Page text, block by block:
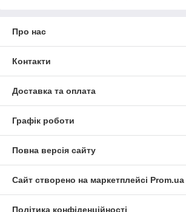
Про нас
Контакти
Доставка та оплата
Графік роботи
Повна версія сайту
Сайт створено на маркетплейсі Prom.ua
Політика конфіденційності